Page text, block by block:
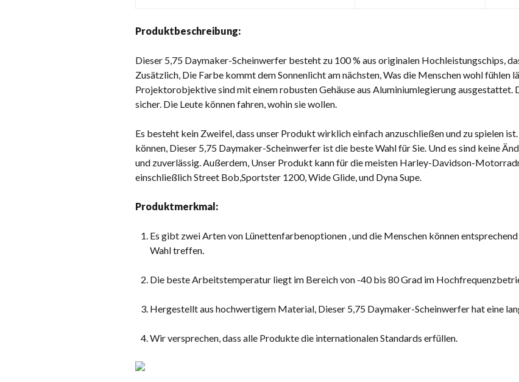
Produktbeschreibung:
Dieser 5,75 Daymaker-Scheinwerfer besteht zu 100 % aus originalen Hochleistungschips,
Zusätzlich, Die Farbe kommt dem Sonnenlicht am nächsten, Was die Menschen wohl fühlen
Projektorobjektive sind mit einem robusten Gehäuse aus Aluminiumlegierung ausgestattet.
sicher. Die Leute können fahren, wohin sie wollen.
Es besteht kein Zweifel, dass unser Produkt wirklich einfach anzuschließen und zu spielen
können, Dieser 5,75 Daymaker-Scheinwerfer ist die beste Wahl für Sie. Und es sind keine
und zuverlässig. Außerdem, Unser Produkt kann für die meisten Harley-Davidson-
einschließlich Street Bob,Sportster 1200, Wide Glide, und Dyna Supe.
Produktmerkmal:
Es gibt zwei Arten von Lünettenfarbenoptionen , und die Menschen können
Wahl treffen.
Die beste Arbeitstemperatur liegt im Bereich von -40 bis 80 Grad im
Hergestellt aus hochwertigem Material, Dieser 5,75 Daymaker-Scheinwerfer hat eine
Wir versprechen, dass alle Produkte die internationalen Standards erfüllen.